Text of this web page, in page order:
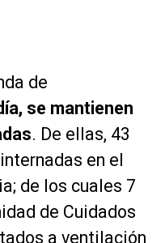
de
se mantienen
. De ellas, 43
en el
de los cuales 7
de Cuidados
a ventilación